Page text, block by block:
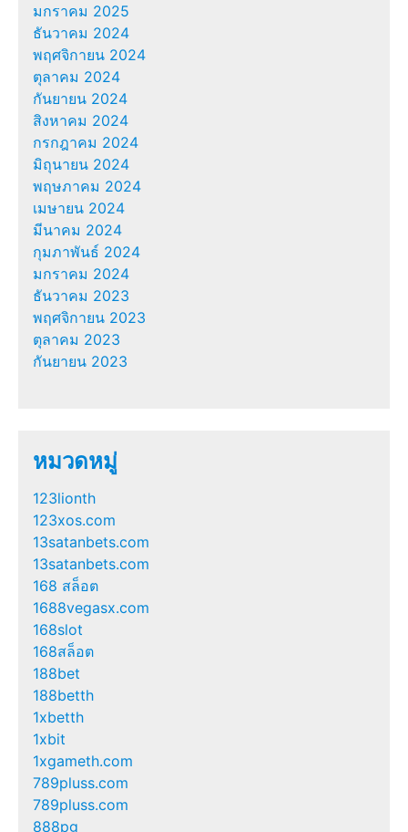
มกราคม 2025
ธันวาคม 2024
พฤศจิกายน 2024
ตุลาคม 2024
กันยายน 2024
สิงหาคม 2024
กรกฎาคม 2024
มิถุนายน 2024
พฤษภาคม 2024
เมษายน 2024
มีนาคม 2024
กุมภาพันธ์ 2024
มกราคม 2024
ธันวาคม 2023
พฤศจิกายน 2023
ตุลาคม 2023
กันยายน 2023
หมวดหมู่
123lionth
123xos.com
13satanbets.com
13satanbets.com
168 สล็อต
1688vegasx.com
168slot
168สล็อต
188bet
188betth
1xbetth
1xbit
1xgameth.com
789pluss.com
789pluss.com
888pg